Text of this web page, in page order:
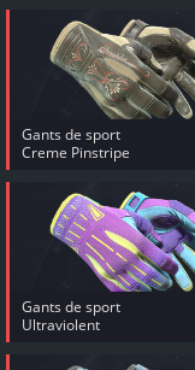
Gants de sport
Creme Pinstripe
Gants de sport
Ultraviolent